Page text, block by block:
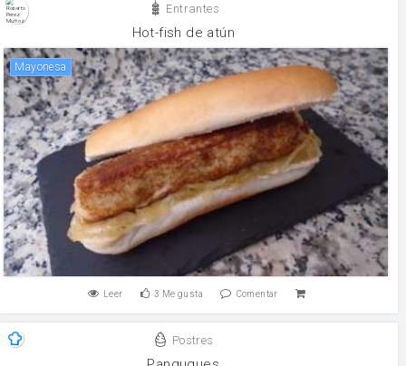
Entrantes
Hot-fish de atún
mayonesa
Leer 3 Me gusta Comentar
Postres